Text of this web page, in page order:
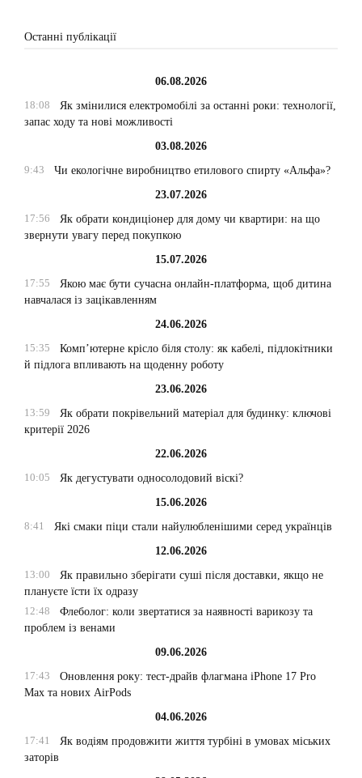
Останні публікації
06.08.2026
18:08
Як змінилися електромобілі за останні роки: технології,
запас ходу та нові можливості
03.08.2026
9:43
Чи екологічне виробництво етилового спирту «Альфа»?
23.07.2026
17:56
Як обрати кондиціонер для дому чи квартири: на що
звернути увагу перед покупкою
15.07.2026
17:55
Якою має бути сучасна онлайн-платформа, щоб дитина
навчалася із зацікавленням
24.06.2026
15:35
Комп’ютерне крісло біля столу: як кабелі, підлокітники
й підлога впливають на щоденну роботу
23.06.2026
13:59
Як обрати покрівельний матеріал для будинку: ключові
критерії 2026
22.06.2026
10:05
Як дегустувати односолодовий віскі?
15.06.2026
8:41
Які смаки піци стали найулюбленішими серед українців
12.06.2026
13:00
Як правильно зберігати суші після доставки, якщо не
плануєте їсти їх одразу
12:48
Флеболог: коли звертатися за наявності варикозу та
проблем із венами
09.06.2026
17:43
Оновлення року: тест-драйв флагмана iPhone 17 Pro
Max та нових AirPods
04.06.2026
17:41
Як водіям продовжити життя турбіні в умовах міських
заторів